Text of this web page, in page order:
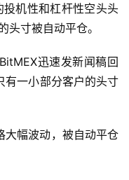
投机性和杠杆性空头头
寸被自动平仓。
迅速发新闻稿回
有一小部分客户的头寸
大幅波动，被自动平仓